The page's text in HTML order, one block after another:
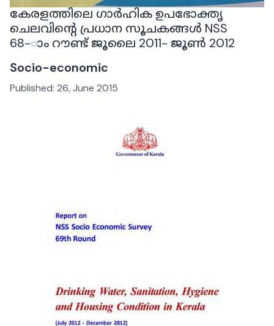
കേരളത്തിലെ ഗാർഹിക ഉപഭോക്തൃ
ചെലവിൻ്റെ പ്രധാന സൂചകങ്ങൾ NSS
68-ാം റൗണ്ട് ജൂലൈ 2011- ജൂൺ 2012
Socio-economic
Published: 26, June 2015